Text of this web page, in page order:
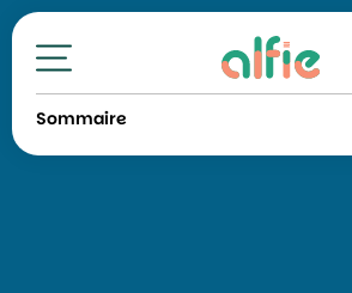
Toutes nos formations
Sommaire